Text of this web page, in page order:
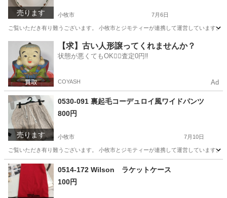
売ります 小牧市 7月6日
ご覧いただき有り難うございます。 小牧市とジモティーが連携して運営していま
小牧市 食器 リユース
【求】古い人形譲ってくれませんか？
状態が悪くてもOK🙆‍♀️査定0円‼️
COYASH Ad
売ります
0530-091 裏起毛コーデュロイ風ワイドパンツ
800円
小牧市 7月10日
ご覧いただき有り難うございます。 小牧市とジモティーが連携して運営していま
愛知 小牧市
0514-172 Wilson ラケットケース
100円